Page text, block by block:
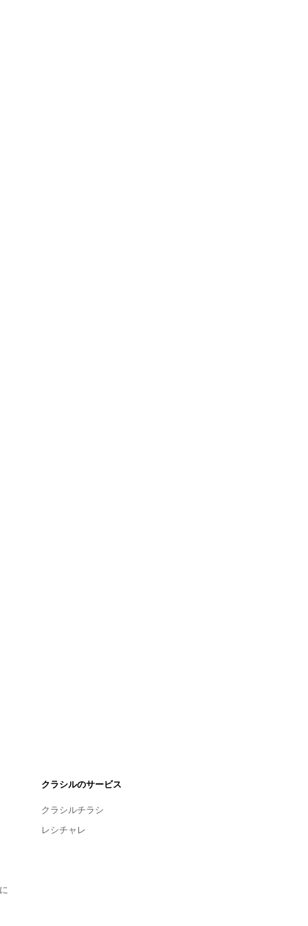
クラシルのサービス
クラシルチラシ
レシチャレ